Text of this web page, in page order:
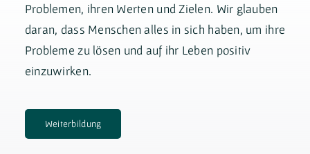
Problemen, ihren Werten und Zielen. Wir glauben
daran, dass Menschen alles in sich haben, um ihre
Probleme zu lösen und auf ihr Leben positiv
einzuwirken.
Weiterbildung